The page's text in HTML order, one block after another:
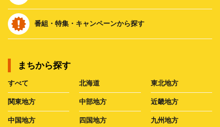
番組・特集・キャンペーンから探す
まちから探す
すべて 北海道 東北地方
関東地方 中部地方 近畿地方
中国地方 四国地方 九州地方